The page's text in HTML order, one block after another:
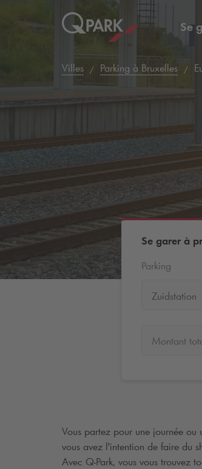
Se
Villes Parking à Bruxelles
Se garer à
Parking
Zuidstation
Montant
Vous partez pour une journée ou
vous avez l'intention de faire du
Avec Q-Park, vous vous trouvez